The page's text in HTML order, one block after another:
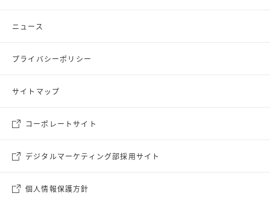
ニュース
プライバシーポリシー
サイトマップ
コーポレートサイト
デジタルマーケティング部採用サイト
個人情報保護方針